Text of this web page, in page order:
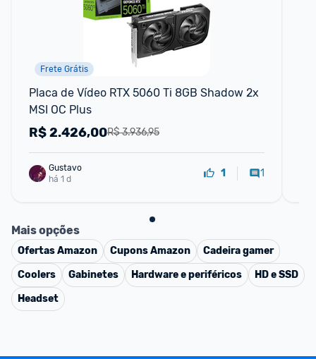
Frete Grátis
Placa de Vídeo RTX 5060 Ti 8GB Shadow 2x
MSI OC Plus
R$ 3.936,95
R$2.426,00
Gustavo
há 1 d
1 1
Mais opções
OfertasAmazon CuponsAmazon
Cadeira gamer
Coolers
Gabinetes Hardware e periféricos
HD e SSD
Headset